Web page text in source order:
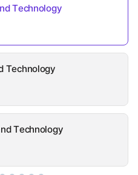
Technology
Technology
Technology